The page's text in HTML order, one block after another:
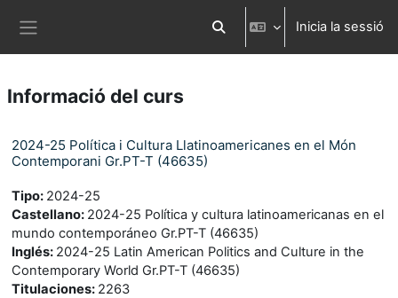
Commuta l'entrada de la cerca
Inicia la sessió
Informació del curs
2024-25 Política i Cultura Llatinoamericanes en el Món
Contemporani Gr.PT-T (46635)
Tipo: 2024-25
Castellano: 2024-25 Política y cultura latinoamericanas en el
mundo contemporáneo Gr.PT-T (46635)
Inglés: 2024-25 Latin American Politics and Culture in the
Contemporary World Gr.PT-T (46635)
Titulaciones: 2263